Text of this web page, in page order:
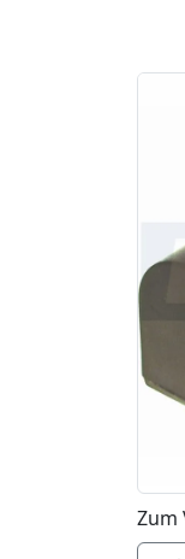
Zum